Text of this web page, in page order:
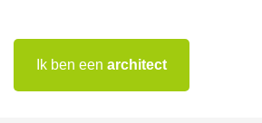
Ik ben een architect